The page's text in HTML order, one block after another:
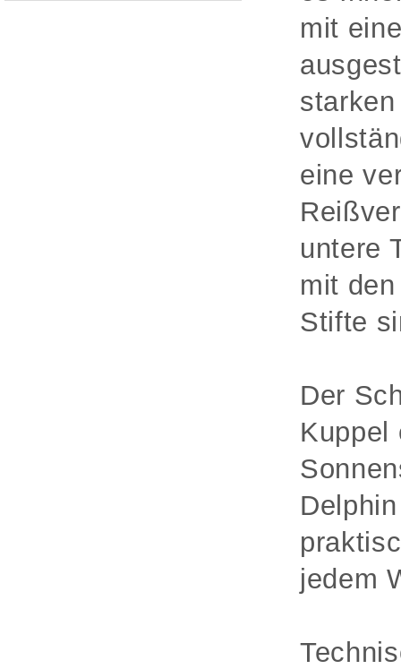
mit
eine
untere
mit
Stifte
Der
Kuppel
jedem